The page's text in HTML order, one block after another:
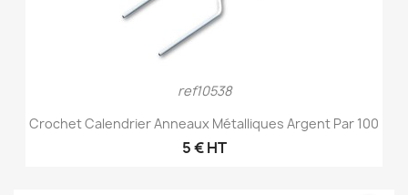
ref10538
Crochet Calendrier Anneaux Métalliques Argent Par 100
5 € HT